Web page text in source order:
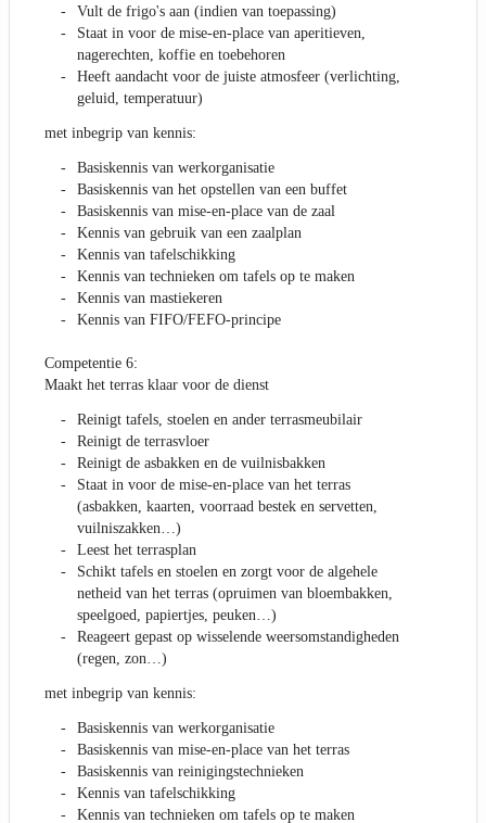
Vult de frigo's aan (indien van toepassing)
Staat in voor de mise-en-place van aperitieven,
nagerechten, koffie en toebehoren
Heeft aandacht voor de juiste atmosfeer (verlichting,
geluid, temperatuur)
met inbegrip van kennis:
Basiskennis van werkorganisatie
Basiskennis van het opstellen van een buffet
Basiskennis van mise-en-place van de zaal
Kennis van gebruik van een zaalplan
Kennis van tafelschikking
Kennis van technieken om tafels op te maken
Kennis van mastiekeren
Kennis van FIFO/FEFO-principe
Competentie 6:
Maakt het terras klaar voor de dienst
Reinigt tafels, stoelen en ander terrasmeubilair
Reinigt de terrasvloer
Reinigt de asbakken en de vuilnisbakken
Staat in voor de mise-en-place van het terras
(asbakken, kaarten, voorraad bestek en servetten,
vuilniszakken…)
Leest het terrasplan
Schikt tafels en stoelen en zorgt voor de algehele
netheid van het terras (opruimen van bloembakken,
speelgoed, papiertjes, peuken…)
Reageert gepast op wisselende weersomstandigheden
(regen, zon…)
met inbegrip van kennis:
Basiskennis van werkorganisatie
Basiskennis van mise-en-place van het terras
Basiskennis van reinigingstechnieken
Kennis van tafelschikking
Kennis van technieken om tafels op te maken